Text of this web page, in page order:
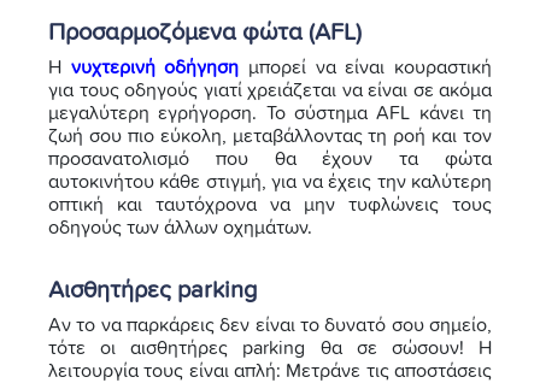
Προσαρμοζόμενα φώτα (AFL)
Η νυχτερινή οδήγηση μπορεί να είναι κουραστική
για τους οδηγούς γιατί χρειάζεται να είναι σε ακόμα
μεγαλύτερη εγρήγορση. Το σύστημα AFL κάνει τη
ζωή σου πιο εύκολη, μεταβάλλοντας τη ροή και τον
προσανατολισμό που θα έχουν τα φώτα
αυτοκινήτου κάθε στιγμή, για να έχεις την καλύτερη
οπτική και ταυτόχρονα να μην τυφλώνεις τους
οδηγούς των άλλων οχημάτων.
Αισθητήρες parking
Αν το να παρκάρεις δεν είναι το δυνατό σου σημείο,
τότε οι αισθητήρες parking θα σε σώσουν! Η
λειτουργία τους είναι απλή: Μετράνε τις αποστάσεις